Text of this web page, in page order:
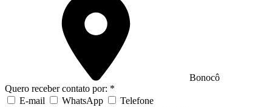
Bonocô
Quero receber contato por: *
E-mail
WhatsApp
Telefone